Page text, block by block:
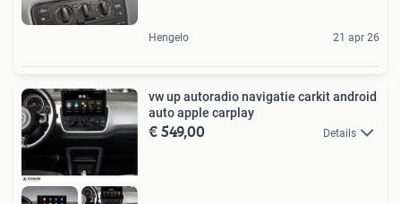
Hengelo 21 apr 26
vw up autoradio navigatie carkit android
auto apple carplay
€ 549,00 Details